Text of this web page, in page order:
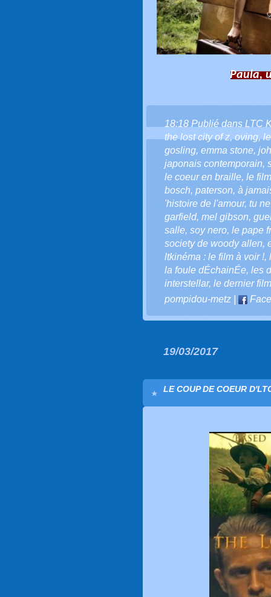
Paula,
18:18 Publié dans LTC
the lost city of z,oving,
gosling, emma stone,
japonais contemporain,
le coeur en braille, le
bosch, paterson, à
'histoire de l'amour, tu
garfield, mel gibson,
salle, soy nero, le pape
society de woody allen,
ltkinéma : le film à voir !,
la foule dÉchainÉe, les
interstellar, le dernier film
pompidou-metz
19/03/2017
LE COUP DE COEUR